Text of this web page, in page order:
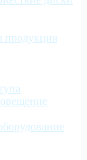
продукция